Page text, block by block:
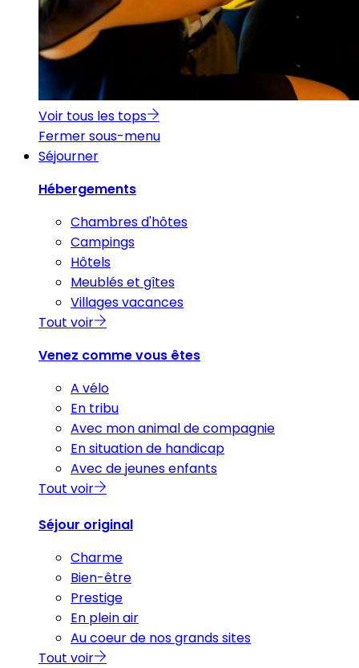
Voir tous les tops
Fermer sous-menu
Séjourner
Hébergements
Chambres d'hôtes
Campings
Hôtels
Meublés et gîtes
Villages vacances
Tout voir
Venez comme vous êtes
A vélo
En tribu
Avec mon animal de compagnie
En situation de handicap
Avec de jeunes enfants
Tout voir
Séjour original
Charme
Bien-être
Prestige
En plein air
Au coeur de nos grands sites
Tout voir